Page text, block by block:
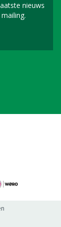
nieuws
onze